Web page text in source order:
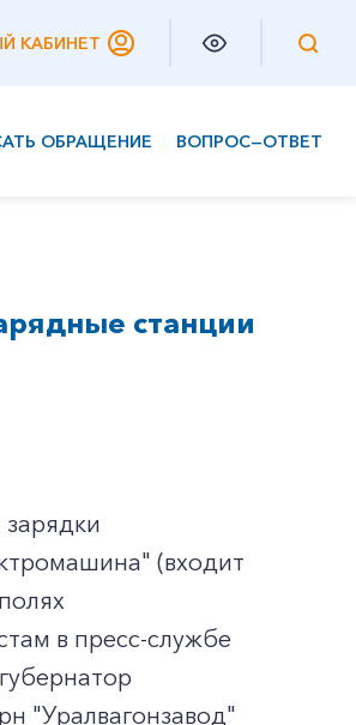
КАБИНЕТ
ОБРАЩЕНИЕ ВОПРОС—ОТВЕТ
станции
(входит
в пресс-службе
"Уралвагонзавод"